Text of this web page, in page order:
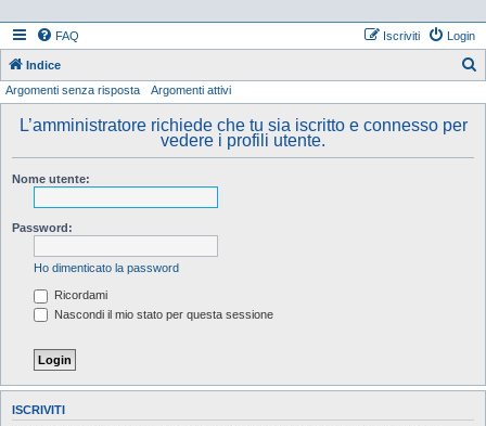
FAQ Login
Iscriviti
Indice
Argomenti senza risposta Argomenti attivi
L’amministratore richiede che tu sia iscritto e connesso per
vedere i profili utente.
Nome utente:
Password:
Ho dimenticato la password
Ricordami
Nascondi il mio stato per questa sessione
ISCRIVITI